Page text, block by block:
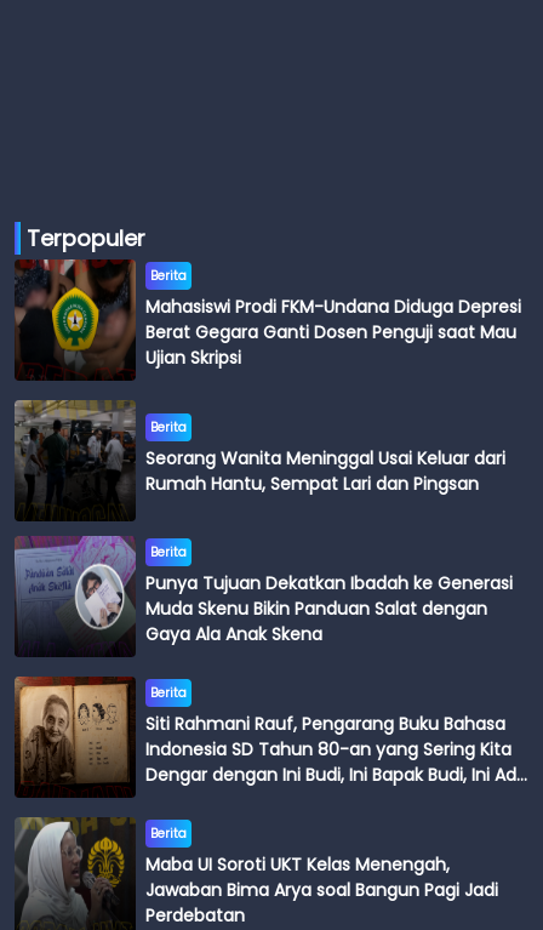
Terpopuler
Berita
Mahasiswi Prodi FKM-Undana Diduga Depresi
Berat Gegara Ganti Dosen Penguji saat Mau
Ujian Skripsi
Berita
Seorang Wanita Meninggal Usai Keluar dari
Rumah Hantu, Sempat Lari dan Pingsan
Berita
Punya Tujuan Dekatkan Ibadah ke Generasi
Muda Skenu Bikin Panduan Salat dengan
Gaya Ala Anak Skena
Berita
Siti Rahmani Rauf, Pengarang Buku Bahasa
Indonesia SD Tahun 80-an yang Sering Kita
Dengar dengan Ini Budi, Ini Bapak Budi, Ini Adik
Berita
Maba UI Soroti UKT Kelas Menengah,
Jawaban Bima Arya soal Bangun Pagi Jadi
Perdebatan